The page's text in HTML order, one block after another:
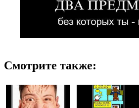
Смотрите также: